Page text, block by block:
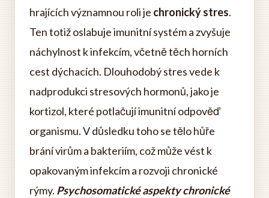
hrajících významnou roli je chronický stres.
Ten totiž oslabuje imunitní systém a zvyšuje
náchylnost k infekcím, včetně těch horních
cest dýchacích. Dlouhodobý stres vede k
nadprodukci stresových hormonů, jako je
kortizol, které potlačují imunitní odpověď
organismu. V důsledku toho se tělo hůře
brání virům a bakteriím, což může vést k
opakovaným infekcím a rozvoji chronické
rýmy. Psychosomatické aspekty chronické